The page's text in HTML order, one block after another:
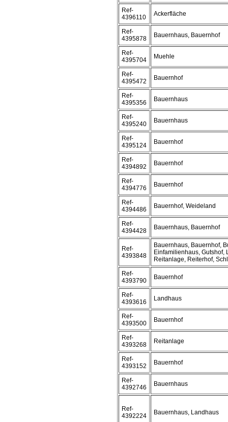
Ref-
4396110
Ackerfläche
Ref-
4395878
Bauernhaus, Bauernhof
Ref-
4395704
Muehle
Ref-
4395472
Bauernhof
Ref-
4395356
Bauernhaus
Ref-
4395240
Bauernhaus
Ref-
4395124
Bauernhof
Ref-
4394892
Bauernhof
Ref-
4394776
Bauernhof
Ref-
4394486
Bauernhof, Weideland
Ref-
4394428
Bauernhaus, Bauernhof
Ref-
4393848
Bauernhaus, Bauernhof,
Einfamilienhaus, Gutshof,
Reitanlage, Reiterhof,
Ref-
4393790
Bauernhof
Ref-
4393616
Landhaus
Ref-
4393500
Bauernhof
Ref-
4393268
Reitanlage
Ref-
4393152
Bauernhof
Ref-
4392746
Bauernhaus
Ref-
4392224
Bauernhaus, Landhaus